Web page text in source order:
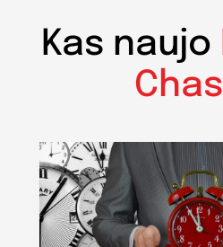
Kas naujo